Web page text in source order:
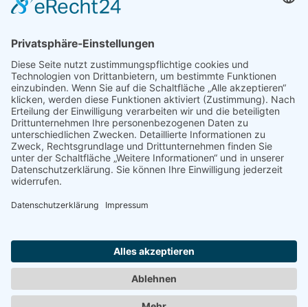
Donnerstags 13.00-20.30 Uhr
Freitags 13.00-20.30 Uhr
Samstags 12.30-20.30 Uhr
Sonntags 11.30-19.30 Uhr
2026 ©Vinothek Iphofen
Impressum|Datenschutz